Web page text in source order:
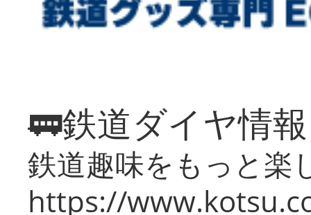
🚃鉄道ダイヤ情
鉄道趣味をもっと楽
https://